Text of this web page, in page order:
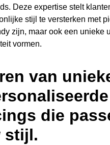
Deze expertise stelt
stijl te versterken met
zijn, maar ook een unieke
vormen.
van
die
stijl.